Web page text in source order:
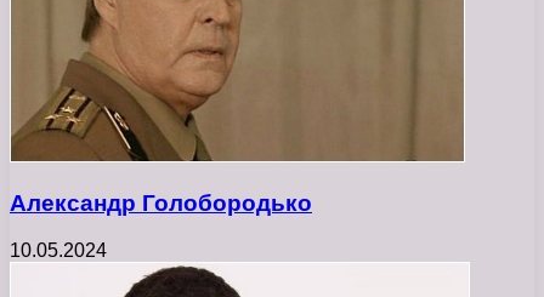
Александр Голобородько
10.05.2024